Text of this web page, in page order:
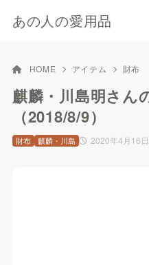
あの人の愛用品
HOME アイテム 財布
麒麟・川島明さん
（2018/8/9）
2020年4月16日
財布 麒麟・川島